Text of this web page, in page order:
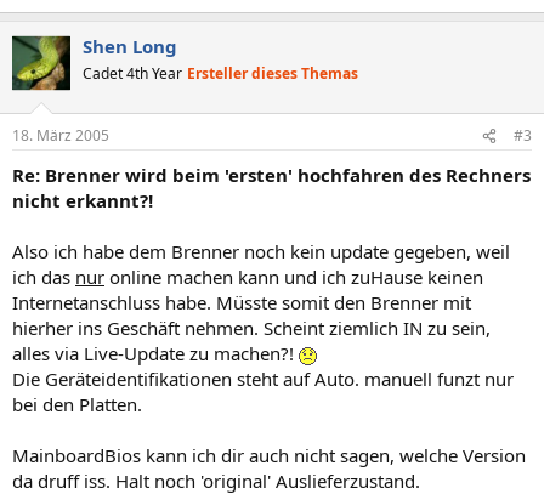
Shen Long
Cadet 4th Year Ersteller dieses Themas
18. März 2005 #3
Re: Brenner wird beim 'ersten' hochfahren des Rechners
nicht erkannt?!
Also ich habe dem Brenner noch kein update gegeben, weil
ich das nur online machen kann und ich zuHause keinen
Internetanschluss habe. Müsste somit den Brenner mit
hierher ins Geschäft nehmen. Scheint ziemlich IN zu sein,
alles via Live-Update zu machen?!
Die Geräteidentifikationen steht auf Auto. manuell funzt nur
bei den Platten.
MainboardBios kann ich dir auch nicht sagen, welche Version
da druff iss. Halt noch 'original' Auslieferzustand.